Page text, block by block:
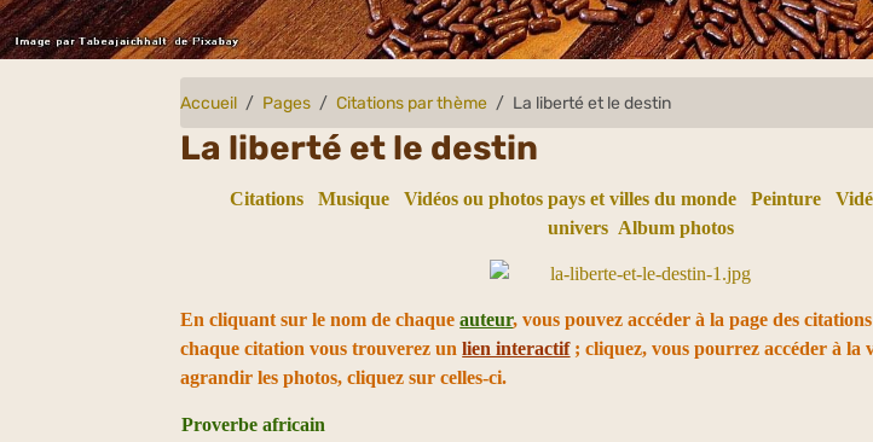
Accueil Pages Citations par thème La liberté et le destin
La liberté et le destin
Citations Musique Vidéos ou photos pays et villes du monde Peinture
univers Album photos
En cliquant sur le nom de chaqueauteur, vous pouvez accéder à la page des
chaque citation vous trouverez unlien interactif; cliquez, vous pourrez accéder à la
agrandir les photos, cliquez sur celles-ci.
Proverbe africain